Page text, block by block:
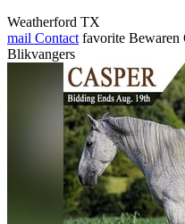
Weatherford TX
mail Contact favorite Bewaren
Blikvangers